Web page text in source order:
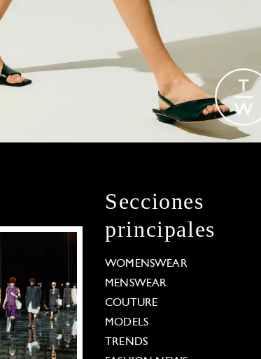
Secciones
principales
WOMENSWEAR
MENSWEAR
COUTURE
MODELS
TRENDS